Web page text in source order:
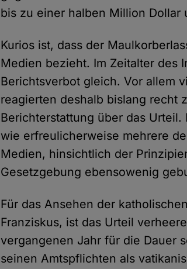
bis zu einer halben Million Dollar
Kurios ist, dass der
Medien bezieht. Im Zeitalter des
Berichtsverbot gleich. Vor allem
reagierten deshalb bislang recht
Berichterstattung über das Urteil.
wie erfreulicherweise mehrere
Medien, hinsichtlich der
Gesetzgebung ebensowenig
Für das Ansehen der
Franziskus, ist das Urteil
vergangenen Jahr für die Dauer
seinen Amtspflichten als